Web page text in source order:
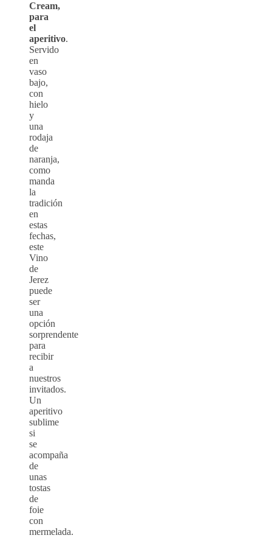
Cream,
para
el
aperitivo.
Servido
en
vaso
bajo,
con
hielo
y
una
rodaja
de
naranja,
como
manda
la
tradición
en
estas
fechas,
este
Vino
de
Jerez
puede
ser
una
opción
sorprendente
para
recibir
a
nuestros
invitados.
Un
aperitivo
sublime
si
se
acompaña
de
unas
tostas
de
foie
con
mermelada.